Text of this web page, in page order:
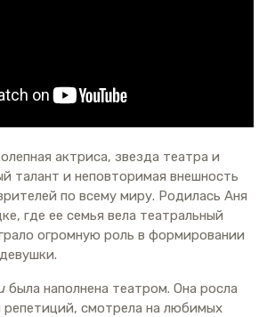
актриса, звезда театра и
талант и неповторимая внешность
по всему миру. Родилась Аня
где ее семья вела театральный
огромную роль в формировании
была наполнена театром. Она росла
смотрела на любимых